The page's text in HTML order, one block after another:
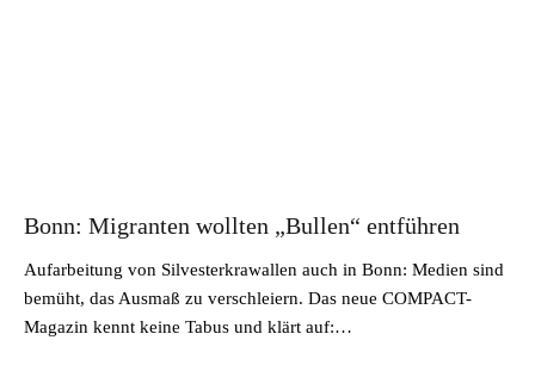
Bonn: Migranten wollten „Bullen“ entführen
Aufarbeitung von Silvesterkrawallen auch in Bonn: Medien sind
bemüht, das Ausmaß zu verschleiern. Das neue COMPACT-
Magazin kennt keine Tabus und klärt auf:…